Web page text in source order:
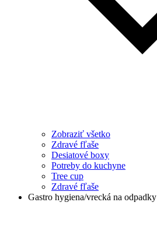
Zobraziť všetko
Zdravé fľaše
Desiatové boxy
Potreby do kuchyne
Tree cup
Zdravé fľaše
Gastro hygiena/vrecká na odpadky